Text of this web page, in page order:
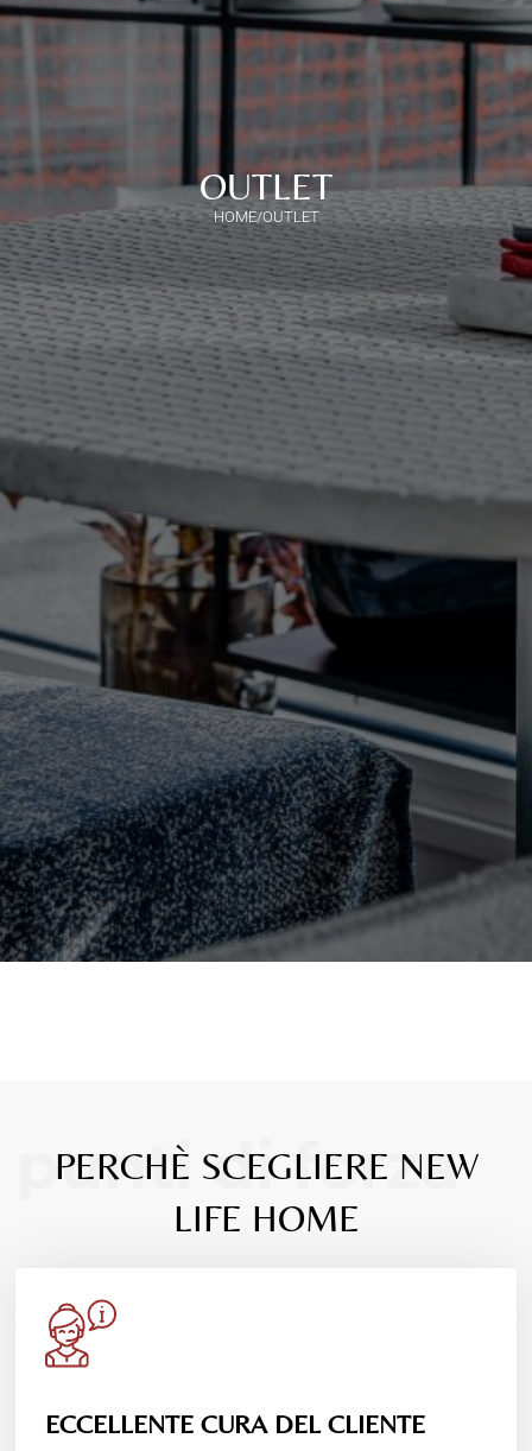
OUTLET
HOME OUTLET
punti di forza
PERCHÈ SCEGLIERE NEW
LIFE HOME
ECCELLENTE CURA DEL CLIENTE